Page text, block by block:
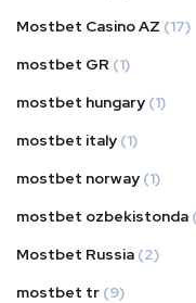
Mostbet Casino AZ (17)
mostbet GR (1)
mostbet hungary (1)
mostbet italy (1)
mostbet norway (1)
mostbet ozbekistonda
Mostbet Russia (2)
mostbet tr (9)